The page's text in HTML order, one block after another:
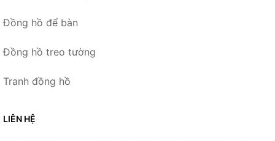
Đồng hồ để bàn
Đồng hồ treo tường
Tranh đồng hồ
LIÊN HỆ